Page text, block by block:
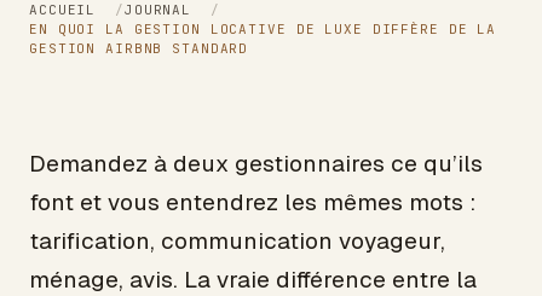
ACCUEIL /JOURNAL
/
EN QUOI LA GESTION LOCATIVE DE LUXE DIFFÈRE DE LA
GESTION AIRBNB STANDARD
Demandez à deux gestionnaires ce qu’ils
font et vous entendrez les mêmes mots :
tarification, communication voyageur,
ménage, avis. La vraie différence entre la